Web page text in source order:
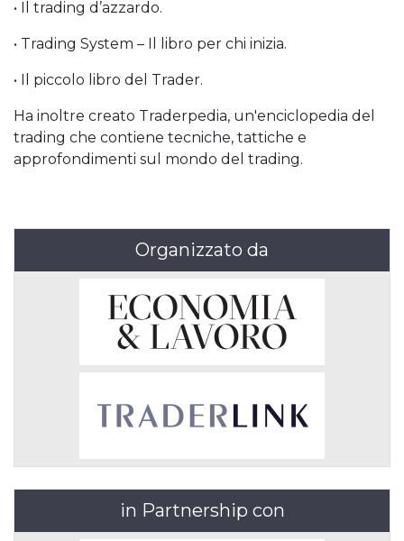
Organizzato da
in Partnership con
• Il trading d’azzardo.
• Trading System – Il libro per chi inizia.
• Il piccolo libro del Trader.
Ha inoltre creato Traderpedia, un'enciclopedia del
trading che contiene tecniche, tattiche e
approfondimenti sul mondo del trading.